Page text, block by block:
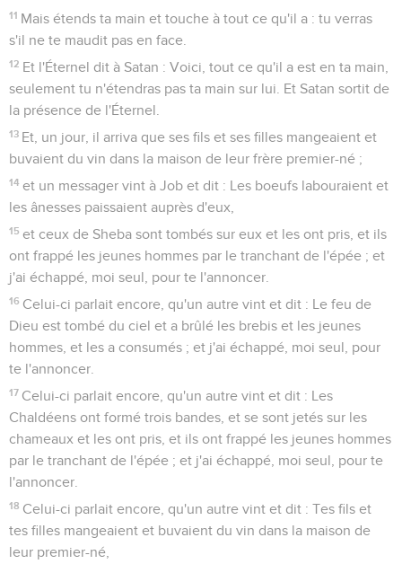
11 Mais étends ta main et touche à tout ce qu'il a : tu verras
s'il ne te maudit pas en face.
12 Et l'Éternel dit à Satan : Voici, tout ce qu'il a est en ta main,
seulement tu n'étendras pas ta main sur lui. Et Satan sortit de
la présence de l'Éternel.
13 Et, un jour, il arriva que ses fils et ses filles mangeaient et
buvaient du vin dans la maison de leur frère premier-né ;
14 et un messager vint à Job et dit : Les boeufs labouraient et
les ânesses paissaient auprès d'eux,
15 et ceux de Sheba sont tombés sur eux et les ont pris, et ils
ont frappé les jeunes hommes par le tranchant de l'épée ; et
j'ai échappé, moi seul, pour te l'annoncer.
16 Celui-ci parlait encore, qu'un autre vint et dit : Le feu de
Dieu est tombé du ciel et a brûlé les brebis et les jeunes
hommes, et les a consumés ; et j'ai échappé, moi seul, pour
te l'annoncer.
17 Celui-ci parlait encore, qu'un autre vint et dit : Les
Chaldéens ont formé trois bandes, et se sont jetés sur les
chameaux et les ont pris, et ils ont frappé les jeunes hommes
par le tranchant de l'épée ; et j'ai échappé, moi seul, pour te
l'annoncer.
18 Celui-ci parlait encore, qu'un autre vint et dit : Tes fils et
tes filles mangeaient et buvaient du vin dans la maison de
leur premier-né,